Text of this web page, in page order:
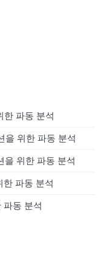
한 파동 분석
을 위한 파동 분석
위한 파동 분석
한 파동 분석
파동 분석